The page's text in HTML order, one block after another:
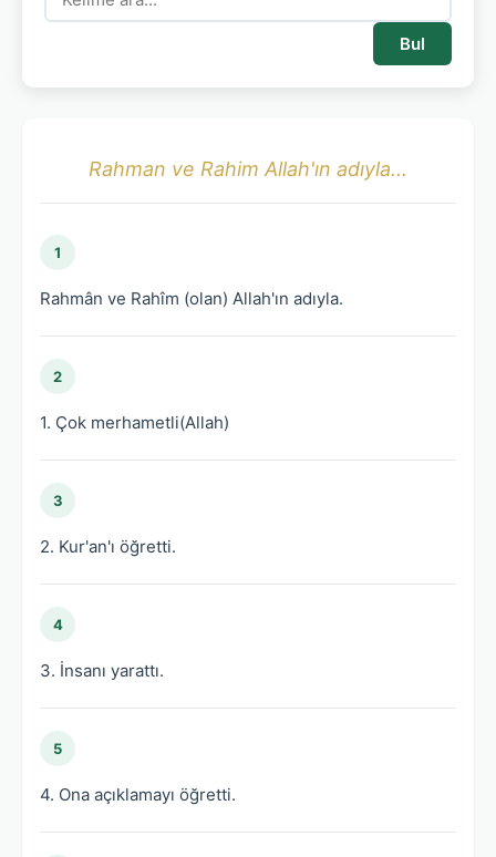
Bul
Rahman ve Rahim Allah'ın adıyla...
1
Rahmân ve Rahîm (olan) Allah'ın adıyla.
2
1. Çok merhametli(Allah)
3
2. Kur'an'ı öğretti.
4
3. İnsanı yarattı.
5
4. Ona açıklamayı öğretti.